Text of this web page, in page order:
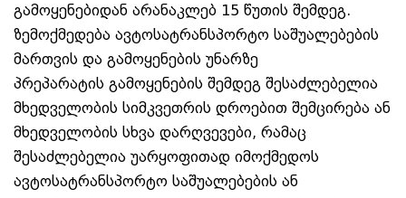
გამოყენებიდან არანაკლებ 15 წუთის შემდეგ.
ზემოქმედება ავტოსატრანსპორტო საშუალებების
მართვის და გამოყენების უნარზე
პრეპარატის გამოყენების შემდეგ შესაძლებელია
მხედველობის სიმკვეთრის დროებით შემცირება ან
მხედველობის სხვა დარღვევები, რამაც
შესაძლებელია უარყოფითად იმოქმედოს
ავტოსატრანსპორტო საშუალებების ან